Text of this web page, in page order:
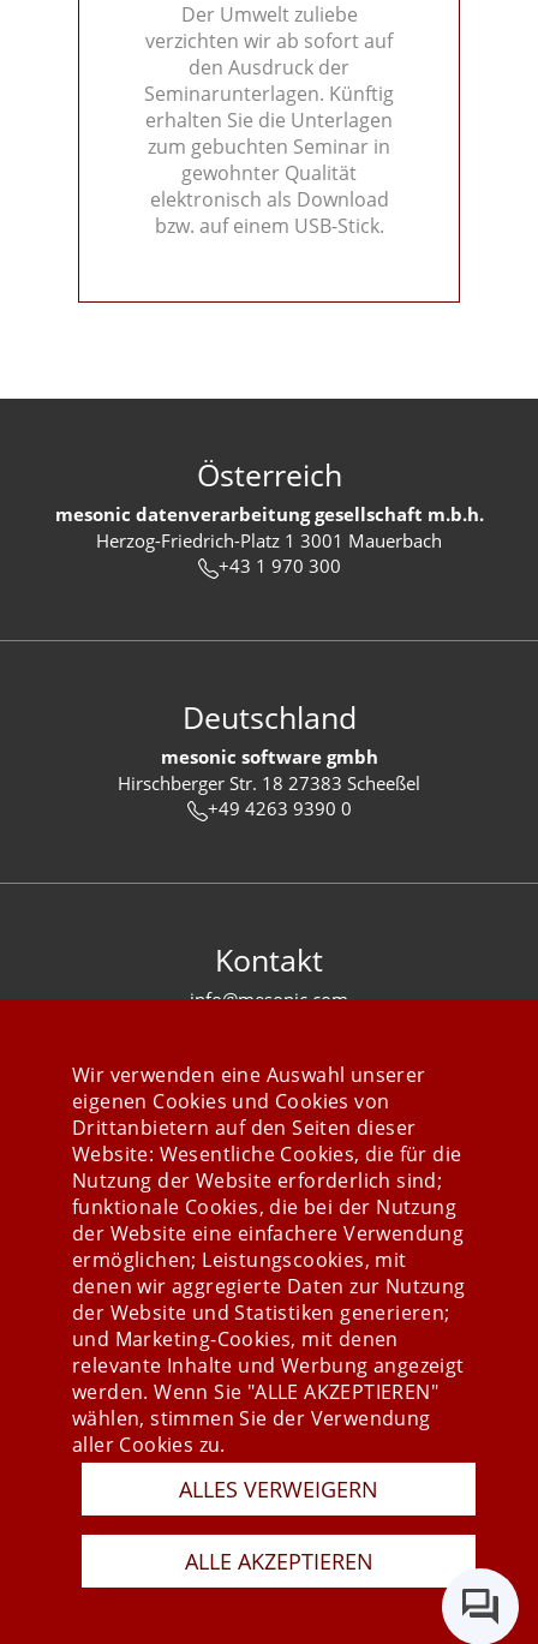
Der Umwelt zuliebe
verzichten wir ab sofort auf
den Ausdruck der
Seminarunterlagen. Künftig
erhalten Sie die Unterlagen
zum gebuchten Seminar in
gewohnter Qualität
elektronisch als Download
bzw. auf einem USB-Stick.
Österreich
mesonic datenverarbeitung gesellschaft m.b.h.
Herzog-Friedrich-Platz 1 3001 Mauerbach
+43 1 970 300
Deutschland
mesonic software gmbh
Hirschberger Str. 18 27383 Scheeßel
+49 4263 9390 0
Kontakt
info@mesonic.com
Stay connected
Presse
Newsletter
AGB
Datenschutz
Impressum
Wir verwenden eine Auswahl unserer
eigenen Cookies und Cookies von
Drittanbietern auf den Seiten dieser
Website: Wesentliche Cookies, die für die
Nutzung der Website erforderlich sind;
funktionale Cookies, die bei der Nutzung
der Website eine einfachere Verwendung
ermöglichen; Leistungscookies, mit
denen wir aggregierte Daten zur Nutzung
der Website und Statistiken generieren;
und Marketing-Cookies, mit denen
relevante Inhalte und Werbung angezeigt
werden. Wenn Sie "ALLE AKZEPTIEREN"
wählen, stimmen Sie der Verwendung
aller Cookies zu.
ALLES VERWEIGERN
ALLE AKZEPTIEREN